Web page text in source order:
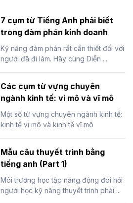
7 cụm từ Tiếng Anh phải biết
trong đàm phán kinh doanh
Kỹ năng đàm phán rất cần thiết đối với
người đã đi làm. Hãy cùng Diễn ...
Các cụm từ vựng chuyên
ngành kinh tế: vi mô và vĩ mô
Một số từ vựng chuyên ngành kinh tế:
kinh tế vi mô và kinh tế vĩ mô
Mẫu câu thuyết trình bằng
tiếng anh (Part 1)
Môi trường học tập năng động đòi hỏi
người học kỹ năng thuyết trình phải ...